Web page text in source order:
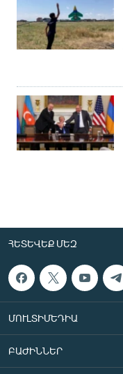
ՀԵՏԵՎԵՔ ՄԵԶ
ՄՈՒԼՏԻՄԵԴԻԱ
ԲԱԺԻՆՆԵՐ